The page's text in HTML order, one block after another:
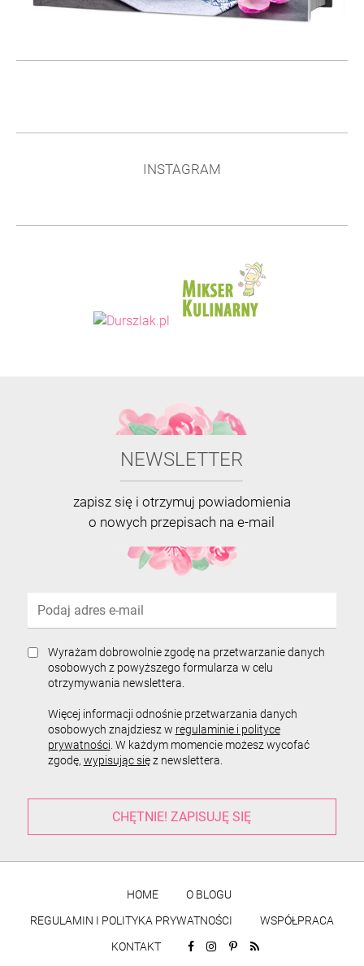
INSTAGRAM
NEWSLETTER
zapisz się i otrzymuj powiadomienia
o nowych przepisach na e-mail
Wyrażam dobrowolnie zgodę na przetwarzanie danych
osobowych z powyższego formularza w celu
otrzymywania newslettera.
Więcej informacji odnośnie przetwarzania danych
osobowych znajdziesz w regulaminie i polityce
prywatności . W każdym momencie możesz wycofać
zgodę, wypisując sięz newslettera.
HOME
O BLOGU
REGULAMIN I POLITYKA PRYWATNOŚCI
WSPÓŁPRACA
KONTAKT